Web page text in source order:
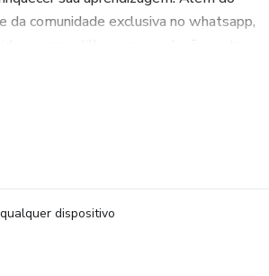
comunidade exclusiva no whatsapp,
dispositivo